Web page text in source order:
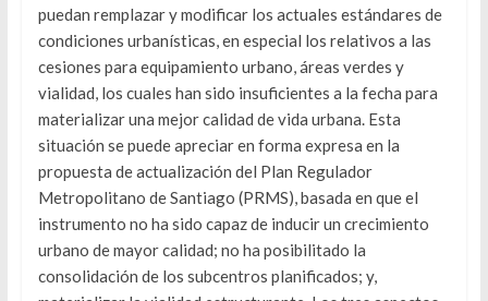
puedan remplazar y modificar los actuales estándares de
condiciones urbanísticas, en especial los relativos a las
cesiones para equipamiento urbano, áreas verdes y
vialidad, los cuales han sido insuficientes a la fecha para
materializar una mejor calidad de vida urbana. Esta
situación se puede apreciar en forma expresa en la
propuesta de actualización del Plan Regulador
Metropolitano de Santiago (PRMS), basada en que el
instrumento no ha sido capaz de inducir un crecimiento
urbano de mayor calidad; no ha posibilitado la
consolidación de los subcentros planificados; y,